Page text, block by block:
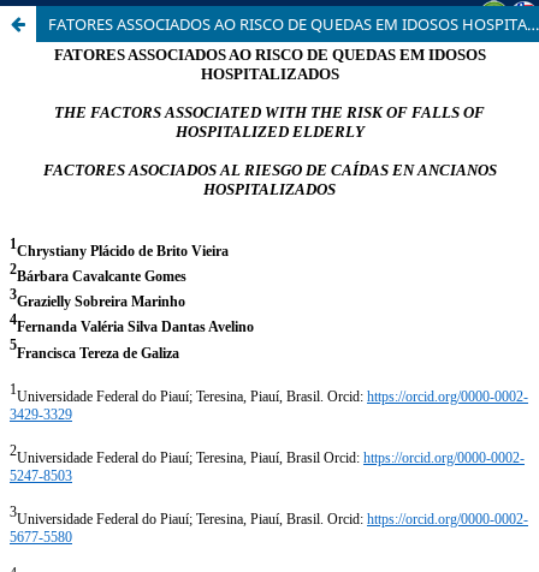
FATORES ASSOCIADOS AO RISCO DE QUEDAS EM IDOSOS HOSPITALIZADOS